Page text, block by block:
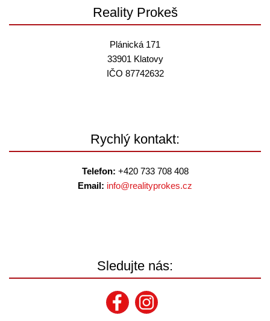
Reality Prokeš
Plánická 171
33901 Klatovy
IČO 87742632
Rychlý kontakt:
Telefon: +420 733 708 408
Email: info@realityprokes.cz
Sledujte nás: